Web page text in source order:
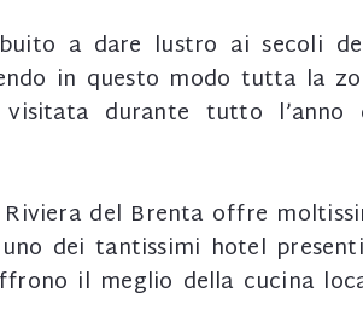
a dare lustro ai secoli
in questo modo tutta la
durante tutto l’anno
del Brenta offre
dei tantissimi hotel
il meglio della cucina